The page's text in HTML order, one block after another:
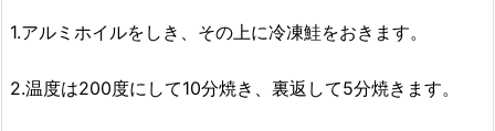
1.アルミホイルをしき、その上に冷凍鮭をおきます。
2.温度は200度にして10分焼き、裏返して5分焼きます。